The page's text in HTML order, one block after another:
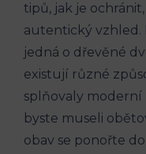
tipů, jak je
autentický vzhled.
jedná o dřevěné
existují různé
splňovaly moderní
byste museli
obav se ponořte